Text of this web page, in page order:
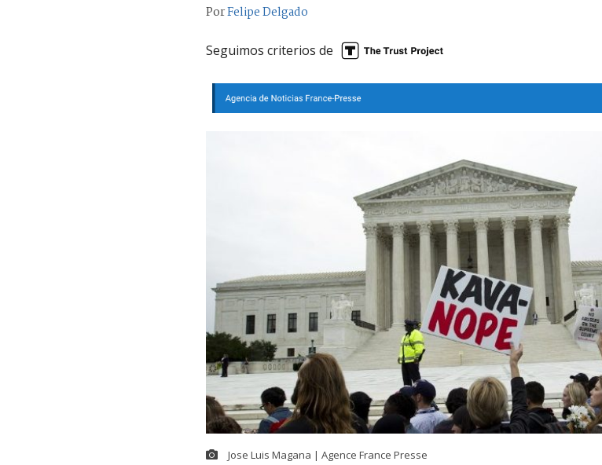
PorFelipe Delgado
Seguimos criterios de
Jose Luis Magana | Agence France Presse